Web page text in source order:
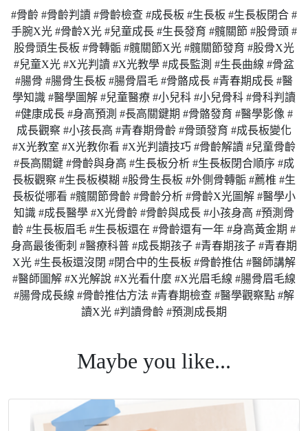
#骨齡 #骨齡判讀 #骨齡檢查 #成長板 #生長板 #生長板閉合 #
手腕X光 #骨齡X光 #兒童成長 #生長發育 #髖關節 #股骨頭 #
股骨頭生長板 #骨轉骺 #髖關節X光 #髖關節發育 #股骨X光
#兒童X光 #X光判讀 #X光教學 #成長監測 #生長曲線 #骨盆
#腸骨 #腸骨生長板 #腸骨眉毛 #骨骼成長 #青春期成長 #醫
學知識 #醫學圖解 #兒童醫療 #小兒科 #小兒骨科 #骨科判讀
#健康成長 #身高預測 #長高關鍵期 #骨骼發育 #醫學影像 #
成長觀察 #小孩長高 #青春期骨齡 #骨頭發育 #成長板變化
#X光教室 #X光教你看 #X光判讀技巧 #骨齡解讀 #兒童骨齡
#長高關鍵 #骨齡與身高 #生長板分析 #生長板閉合順序 #成
長板觀察 #生長板模糊 #股骨生長板 #外側骨轉骺 #薦椎 #生
長板從哪看 #髖關節骨齡 #骨齡分析 #骨齡X光圖解 #醫學小
知識 #成長醫學 #X光骨齡 #骨齡與成長 #小孩身高 #預測骨
齡 #生長板眉毛 #生長板還在 #骨齡還有一年 #身高黃金期 #
身高最後衝刺 #醫療科普 #成長期孩子 #青春期孩子 #青春期
X光 #生長板還沒閉 #閉合中的生長板 #骨齡推估 #醫師講解
#醫師圖解 #X光解說 #X光看什麼 #X光眉毛線 #腸骨眉毛線
#腸骨成長線 #骨齡推估方法 #青春期檢查 #醫學觀察點 #解
讀X光 #判讀骨齡 #預測成長期
長空間 #長高診所 #成長門診 #長高門診 #科學長高 #肥胖門
#生長激素 #抑制性早熟 #骨齡檢測 #轉骨 #登大人
Maybe you like...